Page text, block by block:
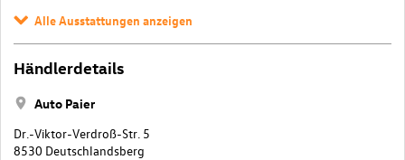
Alle Ausstattungen anzeigen
Händlerdetails
Auto Paier
Dr.-Viktor-Verdroß-Str. 5
8530 Deutschlandsberg